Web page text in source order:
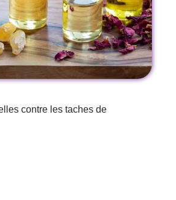
contre les taches de